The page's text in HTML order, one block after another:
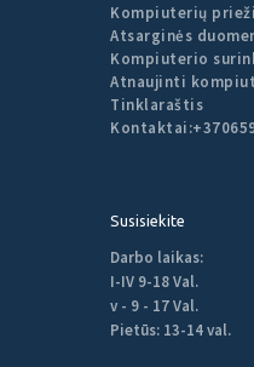
Kompiuterių
Atsarginės
Kompiuterio
Atnaujinti
Tinklaraštis
Kontaktai:
Susisiekite
Darbo laikas:
I-IV 9-18 Val.
v - 9 - 17 Val.
Pietūs: 13-14 val.